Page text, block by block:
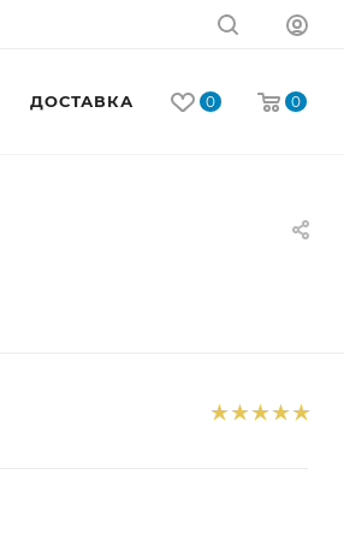
0 0
ДОСТАВКА КОНТАКТЫ